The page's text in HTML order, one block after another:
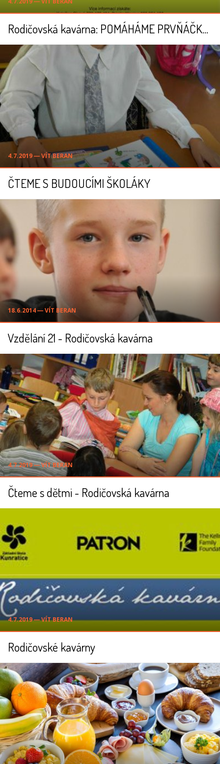
Rodičovská kavárna: POMÁHÁME PRVŇÁČKŮM
4.7.2019 ― VÍT BERAN
ČTEME S BUDOUCÍMI ŠKOLÁKY
18.6.2014 ― VÍT BERAN
Vzdělání 21 - Rodičovská kavárna
4.7.2019 ― VÍT BERAN
Čteme s dětmi - Rodičovská kavárna
4.7.2019 ― VÍT BERAN
Rodičovské kavárny